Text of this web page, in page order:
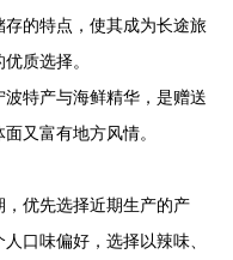
存的特点，使其成为长途旅
质选择。
特产与海鲜精华，是赠送
又富有地方风情。
，优先选择近期生产的产
口味偏好，选择以辣味、